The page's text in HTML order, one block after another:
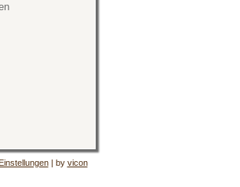
| by vicon